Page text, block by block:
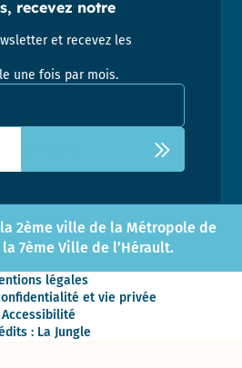
recevez notre
et recevez les
une fois par mois.
la newsletter
2ème ville de la Métropole de
7ème Ville de l’Hérault.
légales
et vie privée
Accessibilité
: La Jungle